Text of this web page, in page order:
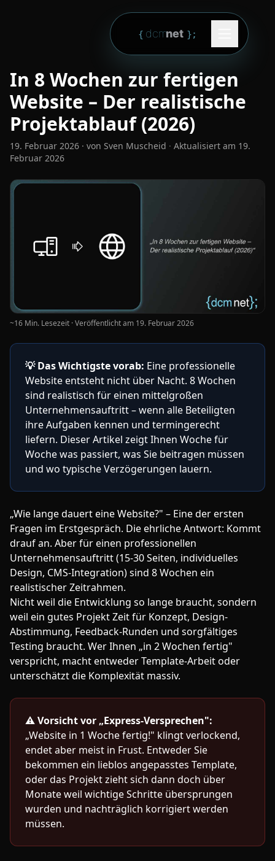
{ dcmnet };
In 8 Wochen zur fertigen
Website – Der realistische
Projektablauf (2026)
19. Februar 2026 · von Sven Muscheid · Aktualisiert am 19.
Februar 2026
~16 Min. Lesezeit · Veröffentlicht am 19. Februar 2026
💡Das Wichtigste vorab: Eine professionelle
Website entsteht nicht über Nacht. 8 Wochen
sind realistisch für einen mittelgroßen
Unternehmensauftritt – wenn alle Beteiligten
ihre Aufgaben kennen und termingerecht
liefern. Dieser Artikel zeigt Ihnen Woche für
Woche was passiert, was Sie beitragen müssen
und wo typische Verzögerungen lauern.
„Wie lange dauert eine Website?" – Eine der ersten
Fragen im Erstgespräch. Die ehrliche Antwort: Kommt
drauf an. Aber für einen professionellen
Unternehmensauftritt (15-30 Seiten, individuelles
Design, CMS-Integration) sind 8 Wochen ein
realistischer Zeitrahmen.
Nicht weil die Entwicklung so lange braucht, sondern
weil ein gutes Projekt Zeit für Konzept, Design-
Abstimmung, Feedback-Runden und sorgfältiges
Testing braucht. Wer Ihnen „in 2 Wochen fertig"
verspricht, macht entweder Template-Arbeit oder
unterschätzt die Komplexität massiv.
⚠️Vorsicht vor „Express-Versprechen":
„Website in 1 Woche fertig!" klingt verlockend,
endet aber meist in Frust. Entweder Sie
bekommen ein lieblos angepasstes Template,
oder das Projekt zieht sich dann doch über
Monate weil wichtige Schritte übersprungen
wurden und nachträglich korrigiert werden
müssen.